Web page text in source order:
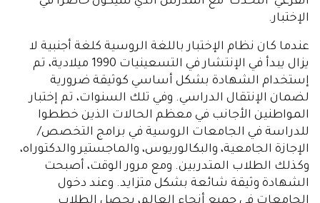
الإنترنت. وبما أنه ليس لدى الجميع الفرصة للإستماع
إليهم بشكلٍ مباشر، فإن الموقع يحتوي على تسجيلات
للراغبين بذلك وكذلك الأمر نفسه بالنسبة للمعلمين.
في الندوات التي تجري عبر الإنترنت، يتحدث المعلمون عن
هيكلية وطبيعة المهام والأسئلة، بالإضافة إلى تقاسم
الأسرار ليتم تنفيذها بشكلٍ ناجح، ويطرحون إقتراحات حول
التكتيكات الخاصة بالعمل. على سبيل المثال، يشرحون
كيفية التعامل بسرعة مع مهمة القراءة، مع التركيز على
الكلمات الرئيسية وبنية وهيكل النص، وما يجب الإنتباه
إليه أثناء الإستماع، وكذلك كيفية التعامل بسهولة مع
مسائل الإختبار الفرعي "الكتابة"، وعدم الضياع أثناء الاختبار